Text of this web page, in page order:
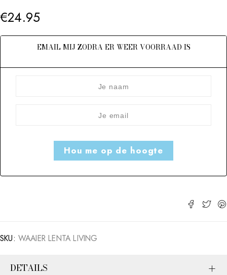
€24.95
EMAIL MIJ ZODRA ER WEER VOORRAAD IS
SKU: WAAIER LENTA LIVING
DETAILS